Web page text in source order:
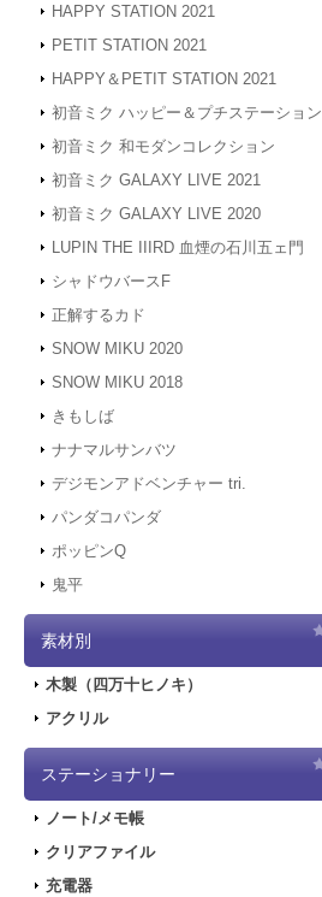
HAPPY STATION 2021
PETIT STATION 2021
HAPPY＆PETIT STATION 2021
初音ミク ハッピー＆プチステーション
初音ミク 和モダンコレクション
初音ミク GALAXY LIVE 2021
初音ミク GALAXY LIVE 2020
LUPIN THE IIIRD 血煙の石川五ェ門
シャドウバースF
正解するカド
SNOW MIKU 2020
SNOW MIKU 2018
きもしば
ナナマルサンバツ
デジモンアドベンチャー tri.
パンダコパンダ
ポッピンQ
鬼平
素材別
木製（四万十ヒノキ）
アクリル
ステーショナリー
ノート/メモ帳
クリアファイル
充電器